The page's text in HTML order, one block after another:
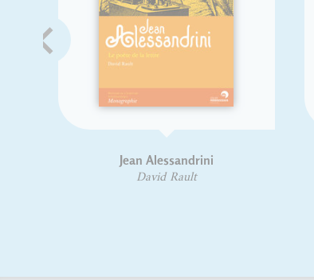
Guide pratique de choix